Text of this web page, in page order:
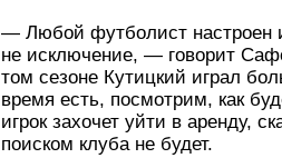
— Любой футболист настроен
не исключение, — говорит
том сезоне Кутицкий играл
время есть, посмотрим, как
игрок захочет уйти в аренду,
поиском клуба не будет.